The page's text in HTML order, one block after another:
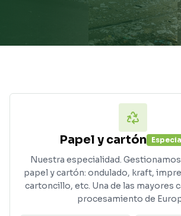
Papel y cartón
Nuestra especialidad.
papel y cartón: ondulado, kraft,
cartoncillo, etc. Una de las mayores
procesamiento de